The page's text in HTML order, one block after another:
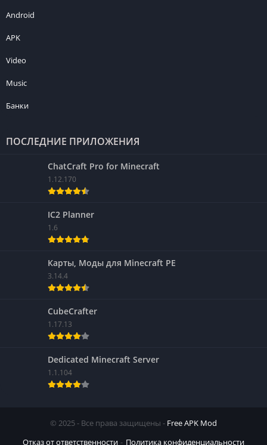
Android
APK
Video
Music
Банки
ПОСЛЕДНИЕ ПРИЛОЖЕНИЯ
ChatCraft Pro for Minecraft
1.12.170
IC2 Planner
1.6
Карты, Моды для Minecraft PE
3.14.4
CubeCrafter
1.17.13
Dedicated Minecraft Server
1.1.104
© 2025 - Все права защищены - Free APK Mod
Отказ от ответственности
Политика конфиденциальности